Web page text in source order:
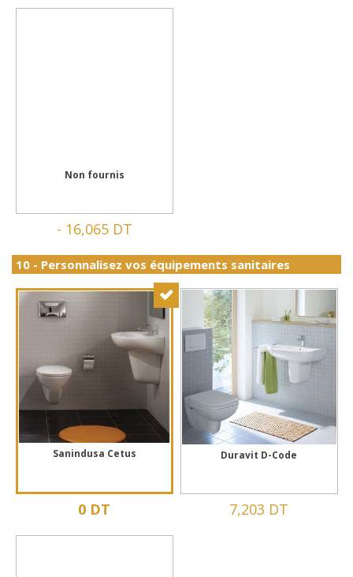
Non fournis
- 16,065 DT
10 - Personnalisez vos équipements sanitaires
Sanindusa Cetus
0 DT
Duravit D-Code
7,203 DT